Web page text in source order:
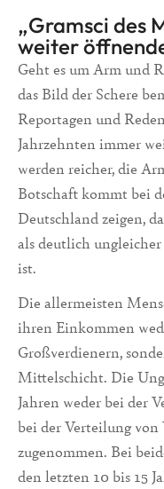
„Gramsci des
weiter
Geht es um Arm und
das Bild der Schere
Reportagen und
Jahrzehnten immer
werden reicher, die
Botschaft kommt bei
Deutschland zeigen,
als deutlich
ist.
Die allermeisten
ihren Einkommen
Großverdienern,
Mittelschicht. Die
Jahren weder bei der
bei der Verteilung von
zugenommen. Bei
den letzten 10 bis 15